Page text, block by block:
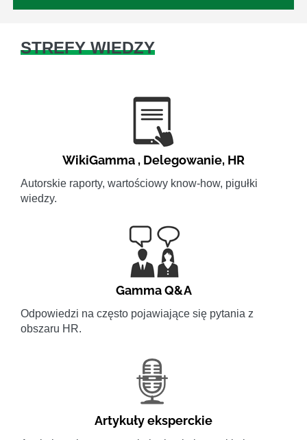
STREFY WIEDZY
WikiGamma , Delegowanie, HR
Autorskie raporty, wartościowy know-how, pigułki
wiedzy.
Gamma Q&A
Odpowiedzi na często pojawiające się pytania z
obszaru HR.
Artykuły eksperckie